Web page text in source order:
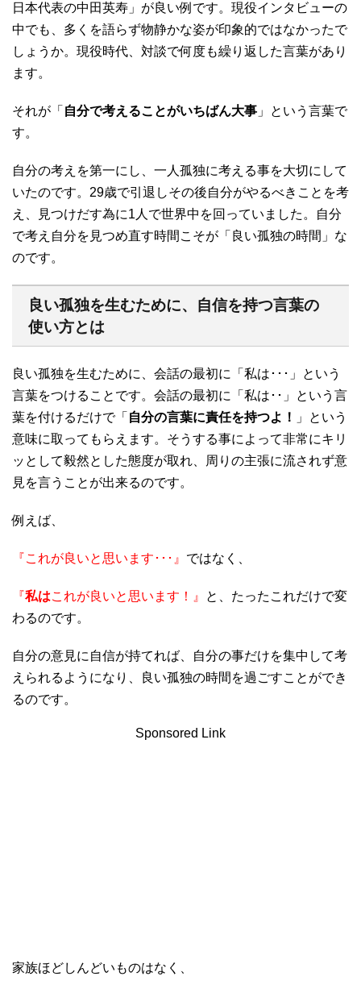
日本代表の中田英寿」が良い例です。現役インタビューの
中でも、多くを語らず物静かな姿が印象的ではなかったで
しょうか。現役時代、対談で何度も繰り返した言葉があり
ます。
それが「 自分で考えることがいちばん大事 」という言葉で
す。
自分の考えを第一にし、一人孤独に考える事を大切にして
いたのです。29歳で引退しその後自分がやるべきことを考
え、見つけだす為に1人で世界中を回っていました。自分
で考え自分を見つめ直す時間こそが「良い孤独の時間」な
のです。
良い孤独を生むために、自信を持つ言葉の
使い方とは
良い孤独を生むために、会話の最初に「私は･･･」という
言葉をつけることです。会話の最初に「私は･･」という言
葉を付けるだけで「 自分の言葉に責任を持つよ！
」という
意味に取ってもらえます。そうする事によって非常にキリ
ッとして毅然とした態度が取れ、周りの主張に流されず意
見を言うことが出来るのです。
例えば、
『これが良いと思います･･･』 ではなく、
『私はこれが良いと思います！』
と、たったこれだけで変
わるのです。
自分の意見に自信が持てれば、自分の事だけを集中して考
えられるようになり、良い孤独の時間を過ごすことができ
るのです。
Sponsored Link
家族ほどしんどいものはなく、